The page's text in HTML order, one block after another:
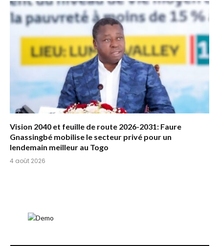
Vision 2040 et feuille de route 2026-2031: Faure
Gnassingbé mobilise le secteur privé pour un
lendemain meilleur au Togo
4 août 2026